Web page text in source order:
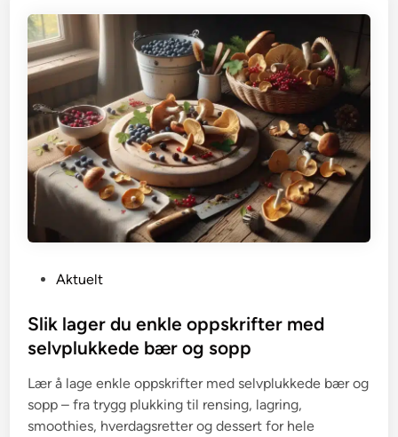
s
t
d
i
n
Aktuelt
Slik lager du enkle oppskrifter med
selvplukkede bær og sopp
Lær å lage enkle oppskrifter med selvplukkede bær og
sopp – fra trygg plukking til rensing, lagring,
smoothies, hverdagsretter og dessert for hele